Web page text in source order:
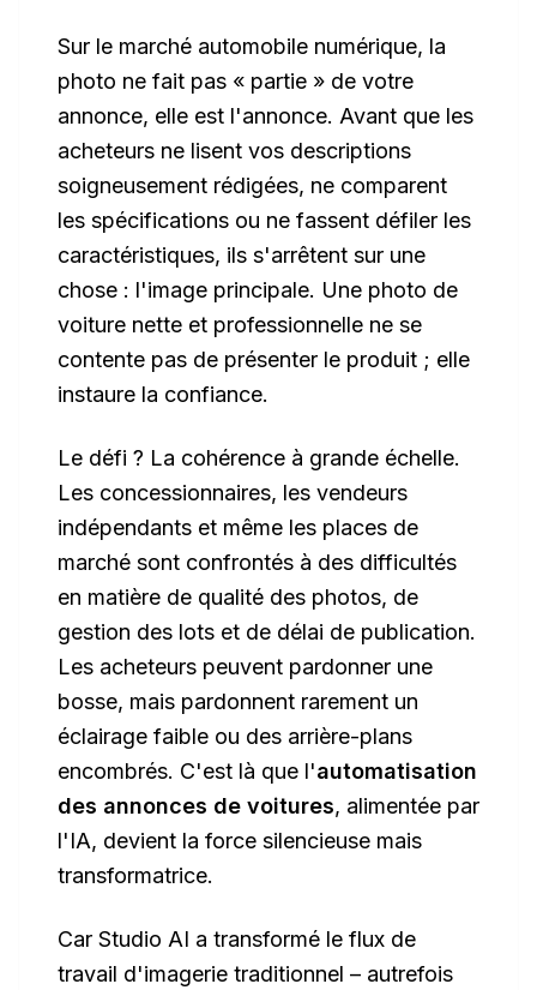
Sur le marché automobile numérique, la
photo ne fait pas « partie » de votre
annonce, elle est l'annonce. Avant que les
acheteurs ne lisent vos descriptions
soigneusement rédigées, ne comparent
les spécifications ou ne fassent défiler les
caractéristiques, ils s'arrêtent sur une
chose : l'image principale. Une photo de
voiture nette et professionnelle ne se
contente pas de présenter le produit ; elle
instaure la confiance.
Le défi ? La cohérence à grande échelle.
Les concessionnaires, les vendeurs
indépendants et même les places de
marché sont confrontés à des difficultés
en matière de qualité des photos, de
gestion des lots et de délai de publication.
Les acheteurs peuvent pardonner une
bosse, mais pardonnent rarement un
éclairage faible ou des arrière-plans
encombrés. C'est là que l'automatisation
des annonces de voitures, alimentée par
l'IA, devient la force silencieuse mais
transformatrice.
Car Studio AI a transformé le flux de
travail d'imagerie traditionnel – autrefois